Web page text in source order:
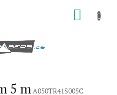
5 mA050TR41S005C